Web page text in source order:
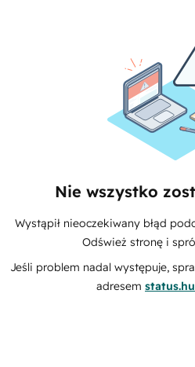
Nie wszystko
Wystąpił nieoczekiwany błąd
Odśwież stronę i
Jeśli problem nadal występuje,
adresem